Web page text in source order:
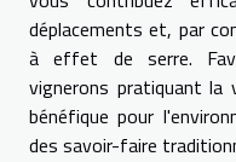
déplacements et, par
à effet de serre.
vignerons pratiquant
bénéfique pour
des savoir-faire